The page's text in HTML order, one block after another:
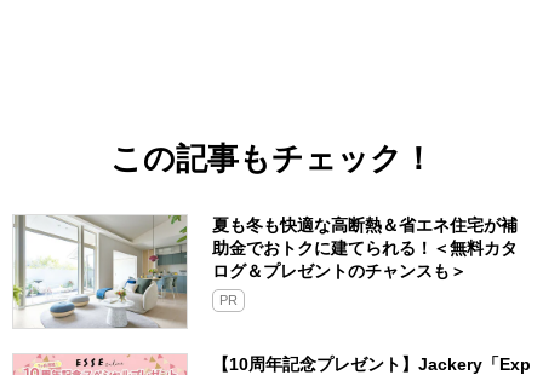
この記事もチェック！
夏も冬も快適な高断熱＆省エネ住宅が補
助金でおトクに建てられる！＜無料カタ
ログ＆プレゼントのチャンスも＞
PR
【10周年記念プレゼント】Jackery「Exp